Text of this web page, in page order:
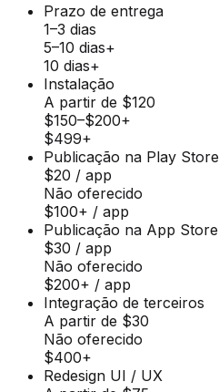
Prazo de entrega
1–3 dias
5–10 dias+
10 dias+
Instalação
A partir de $120
$150–$200+
$499+
Publicação na Play Store
$20 / app
Não oferecido
$100+ / app
Publicação na App Store
$30 / app
Não oferecido
$200+ / app
Integração de terceiros
A partir de $30
Não oferecido
$400+
Redesign UI / UX